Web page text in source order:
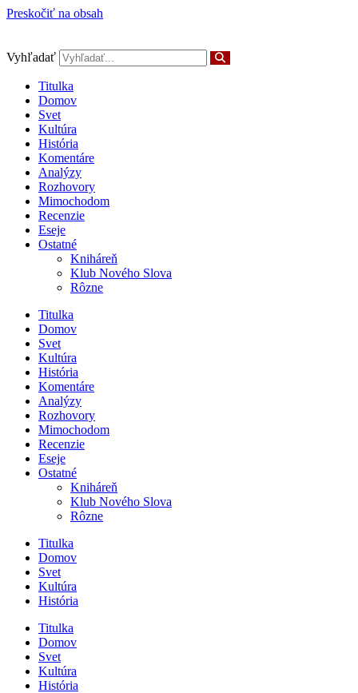
Preskočiť na obsah
Vyhľadať
Titulka
Domov
Svet
Kultúra
História
Komentáre
Analýzy
Rozhovory
Mimochodom
Recenzie
Eseje
Ostatné
Kniháreň
Klub Nového Slova
Rôzne
Titulka
Domov
Svet
Kultúra
História
Komentáre
Analýzy
Rozhovory
Mimochodom
Recenzie
Eseje
Ostatné
Kniháreň
Klub Nového Slova
Rôzne
Titulka
Domov
Svet
Kultúra
História
Titulka
Domov
Svet
Kultúra
História